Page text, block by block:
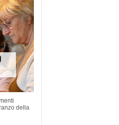
della